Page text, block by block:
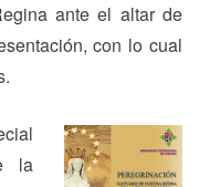
ante el altar de
con lo cual
la